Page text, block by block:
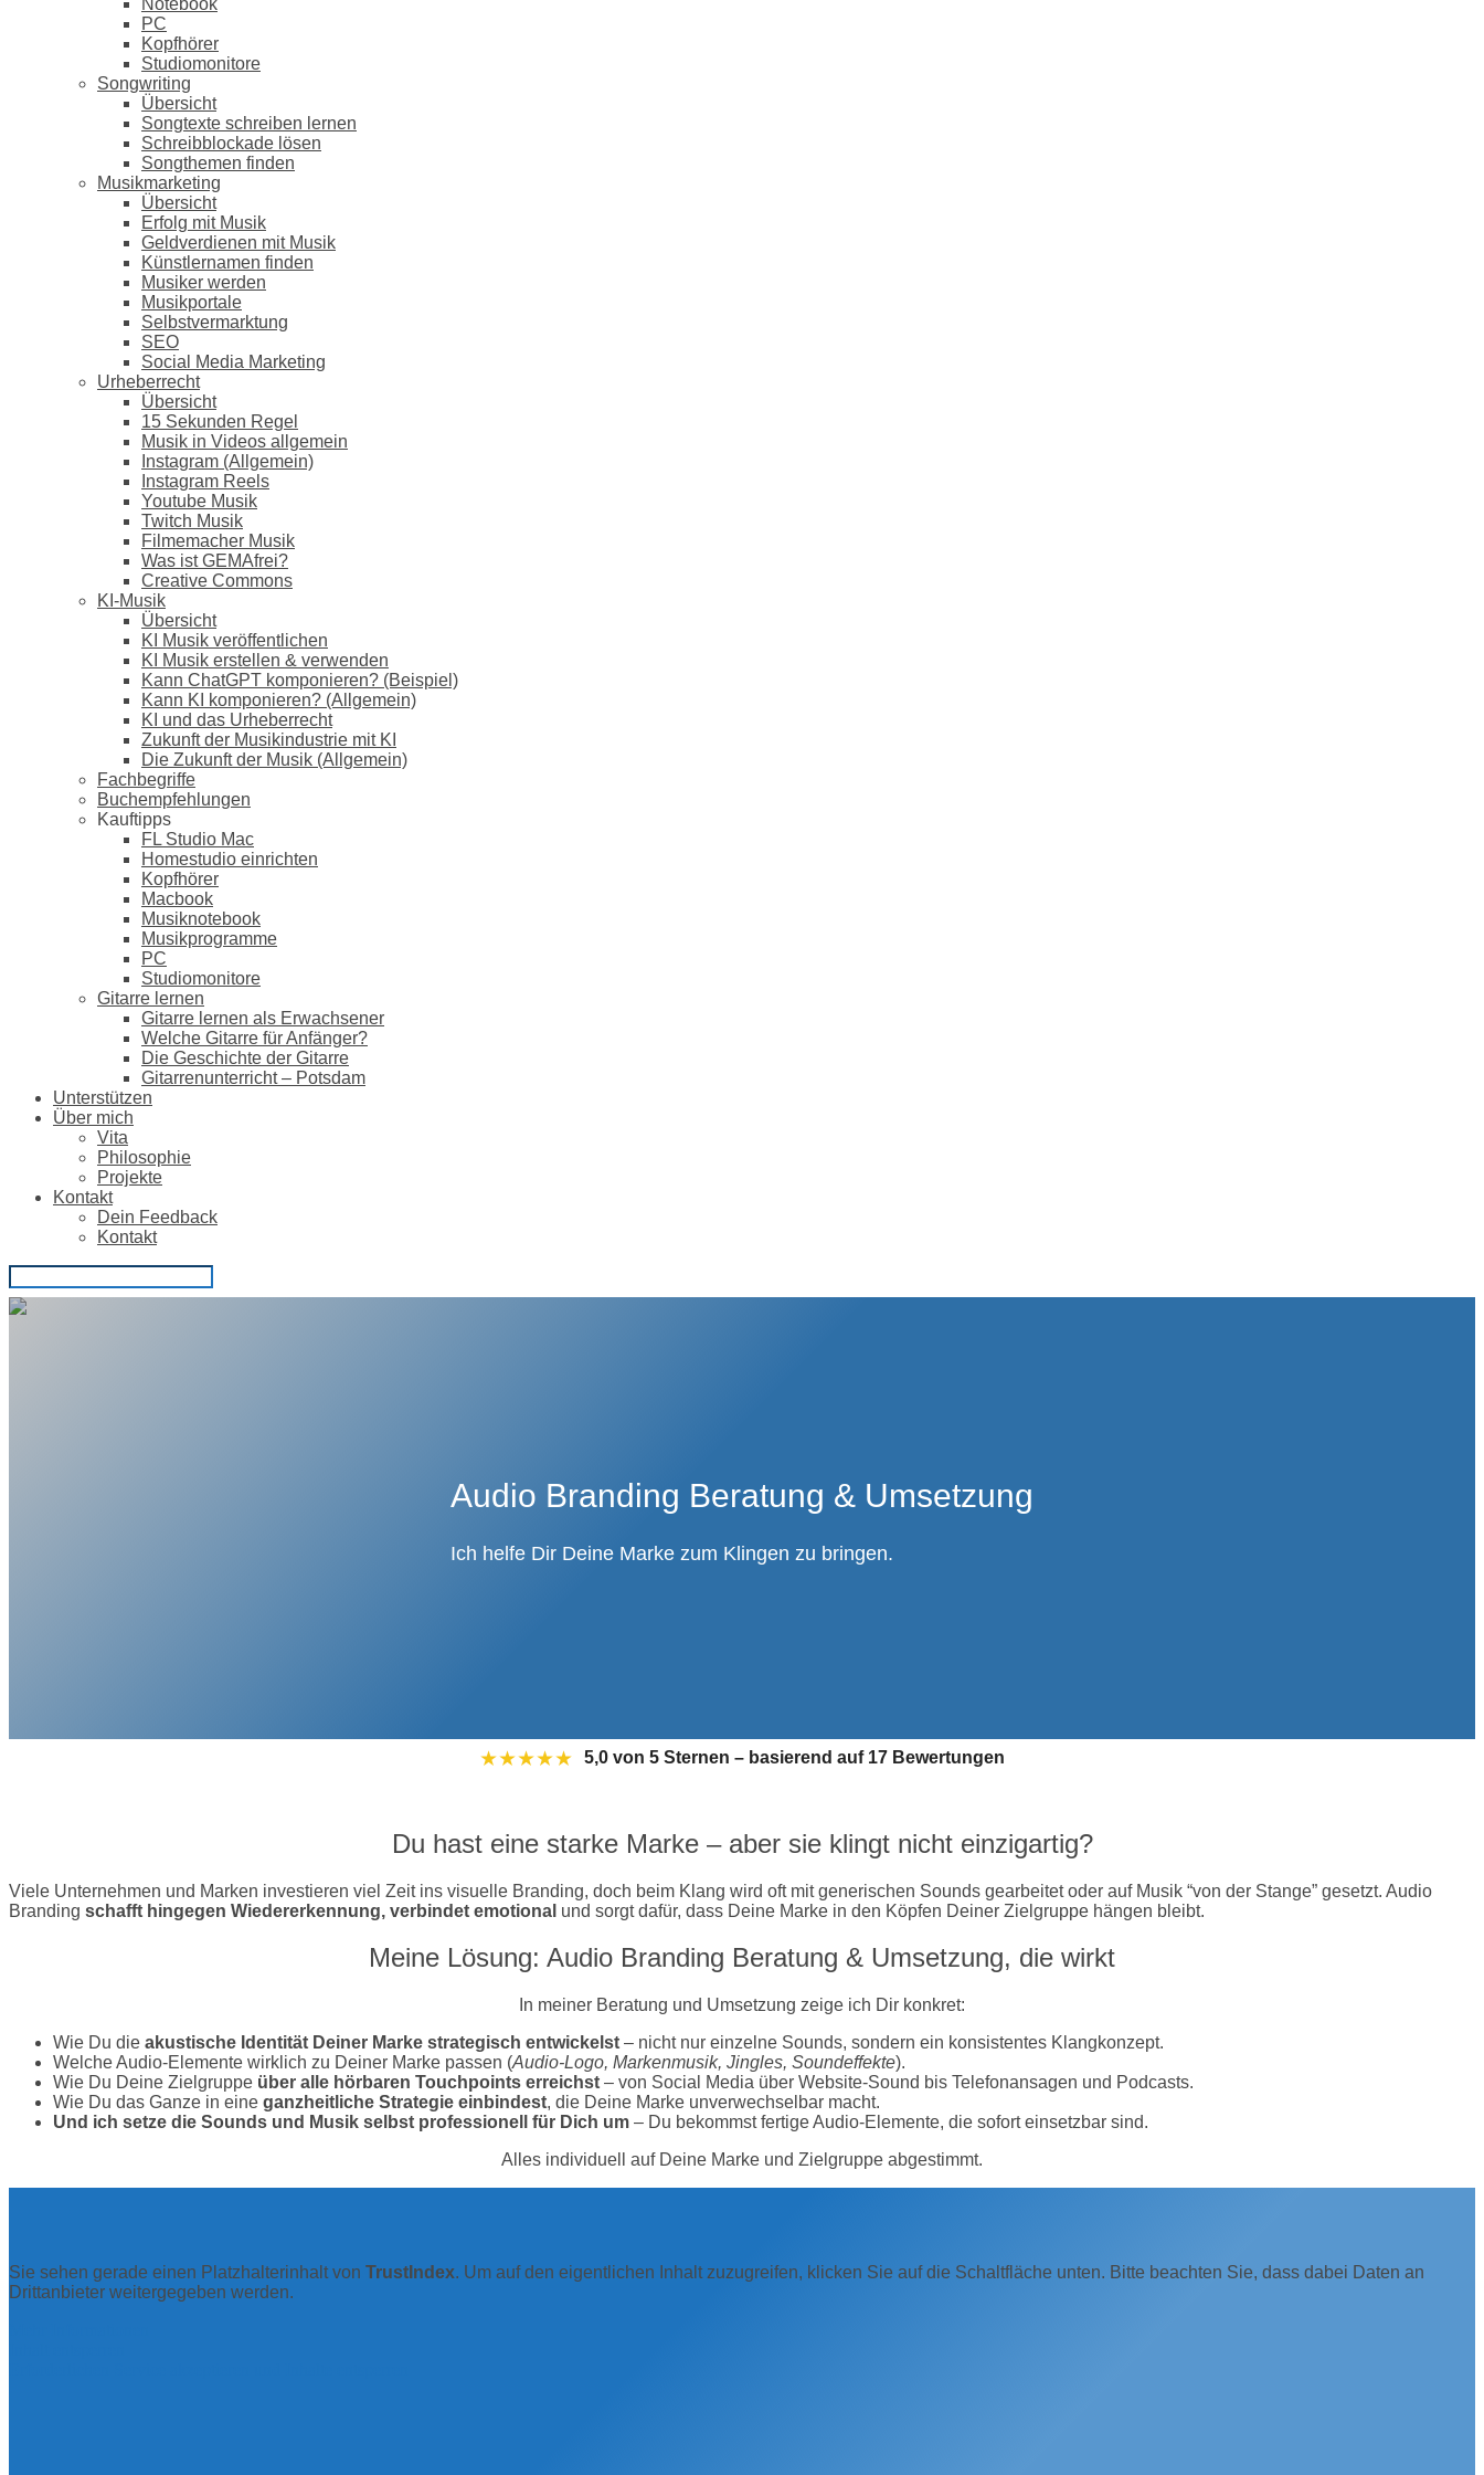
PC
Kopfhörer
Studiomonitore
Songwriting
Übersicht
Songtexte schreiben lernen
Schreibblockade lösen
Songthemen finden
Musikmarketing
Übersicht
Erfolg mit Musik
Geldverdienen mit Musik
Künstlernamen finden
Musiker werden
Musikportale
Selbstvermarktung
SEO
Social Media Marketing
Urheberrecht
Übersicht
15 Sekunden Regel
Musik in Videos allgemein
Instagram (Allgemein)
Instagram Reels
Youtube Musik
Twitch Musik
Filmemacher Musik
Was ist GEMAfrei?
Creative Commons
KI-Musik
Übersicht
KI Musik veröffentlichen
KI Musik erstellen & verwenden
Kann ChatGPT komponieren? (Beispiel)
Kann KI komponieren? (Allgemein)
KI und das Urheberrecht
Zukunft der Musikindustrie mit KI
Die Zukunft der Musik (Allgemein)
Fachbegriffe
Buchempfehlungen
Kauftipps
FL Studio Mac
Homestudio einrichten
Kopfhörer
Macbook
Musiknotebook
Musikprogramme
PC
Studiomonitore
Gitarre lernen
Gitarre lernen als Erwachsener
Welche Gitarre für Anfänger?
Die Geschichte der Gitarre
Gitarrenunterricht – Potsdam
Unterstützen
Über mich
Vita
Philosophie
Projekte
Kontakt
Dein Feedback
Kontakt
Audio Branding Beratung & Umsetzung
Ich helfe Dir Deine Marke zum Klingen zu bringen.
★★★★★ 5,0 von 5 Sternen – basierend auf 17 Bewertungen
Du hast eine starke Marke – aber sie klingt nicht einzigartig?
Viele Unternehmen und Marken investieren viel Zeit ins visuelle Branding, doch beim Klang wird oft mit generischen Sounds gearbeitet oder auf Musik “von der Stange” gesetzt. Audio
Branding schafft hingegen Wiedererkennung, verbindet emotional und sorgt dafür, dass Deine Marke in den Köpfen Deiner Zielgruppe hängen bleibt.
Meine Lösung: Audio Branding Beratung & Umsetzung, die wirkt
In meiner Beratung und Umsetzung zeige ich Dir konkret:
Wie Du die akustische Identität Deiner Marke strategisch entwickelst – nicht nur einzelne Sounds, sondern ein konsistentes Klangkonzept.
Welche Audio‑Elemente wirklich zu Deiner Marke passen (Audio‑Logo, Markenmusik, Jingles, Soundeffekte).
Wie Du Deine Zielgruppe über alle hörbaren Touchpoints erreichst – von Social Media über Website‑Sound bis Telefonansagen und Podcasts.
Wie Du das Ganze in eine ganzheitliche Strategie einbindest, die Deine Marke unverwechselbar macht.
Und ich setze die Sounds und Musik selbst professionell für Dich um – Du bekommst fertige Audio‑Elemente, die sofort einsetzbar sind.
Alles individuell auf Deine Marke und Zielgruppe abgestimmt.
Sie sehen gerade einen Platzhalterinhalt von TrustIndex. Um auf den eigentlichen Inhalt zuzugreifen, klicken Sie auf die Schaltfläche unten. Bitte beachten Sie, dass dabei Daten an
Drittanbieter weitergegeben werden.